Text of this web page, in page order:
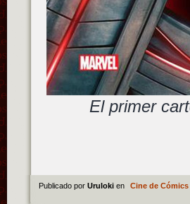
El primer
Publicado por Uruloki en Cine de Cómics.